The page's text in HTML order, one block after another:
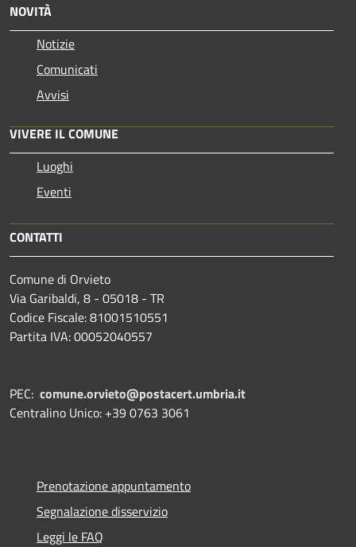
NOVITÀ
Notizie
Comunicati
Avvisi
VIVERE IL COMUNE
Luoghi
Eventi
CONTATTI
Comune di Orvieto
Via Garibaldi, 8 - 05018 - TR
Codice Fiscale: 81001510551
Partita IVA: 00052040557
PEC: comune.orvieto@postacert.umbria.it
Centralino Unico: +39 0763 3061
Prenotazione appuntamento
Segnalazione disservizio
Leggi le FAQ